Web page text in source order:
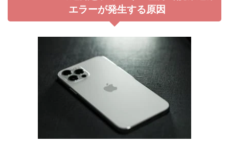
エラーが発生する原因